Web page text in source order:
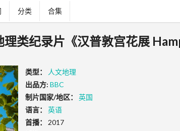
分类 合集
理类纪录片《汉普敦宫花展
类型：
人文地理
出品方: BBC
制片国家/地区：
英国
语言：
英语
首播：
2017